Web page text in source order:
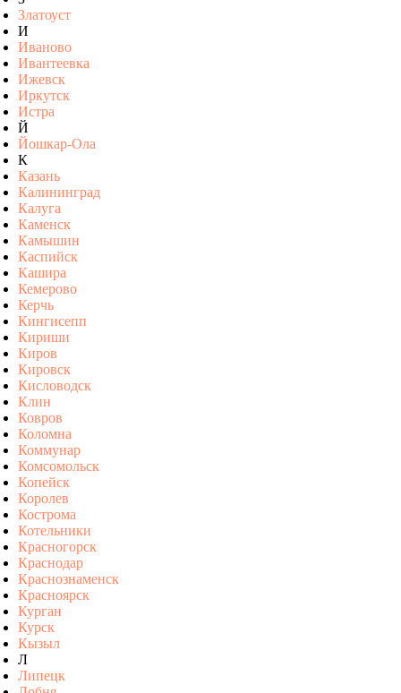
Златоуст
И
Иваново
Ивантеевка
Ижевск
Иркутск
Истра
Й
Йошкар-Ола
К
Казань
Калининград
Калуга
Каменск
Камышин
Каспийск
Кашира
Кемерово
Керчь
Кингисепп
Кириши
Киров
Кировск
Кисловодск
Клин
Ковров
Коломна
Коммунар
Комсомольск
Копейск
Королев
Кострома
Котельники
Красногорск
Краснодар
Краснознаменск
Красноярск
Курган
Курск
Кызыл
Л
Липецк